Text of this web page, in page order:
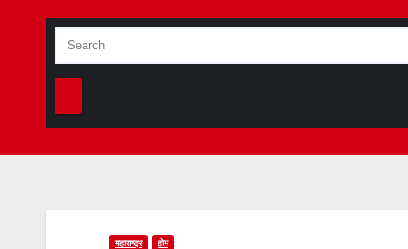
महाराष्ट्र होम